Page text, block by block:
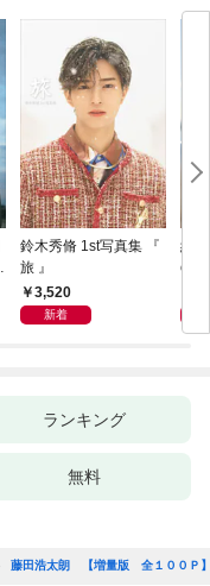
鈴木秀脩 1st写真集 『
旅 』
3,520
新着
紀
ove
ランキング
無料
藤田浩太朗 【増量版 全１００Ｐ